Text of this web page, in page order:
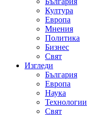
Култура
Европа
Мнения
Политика
Бизнес
Свят
Изгледи
България
Европа
Наука
Технологии
Свят